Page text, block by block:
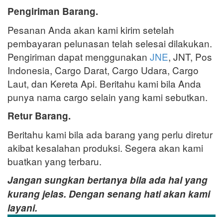
Pengiriman Barang.
Pesanan Anda akan kami kirim setelah
pembayaran pelunasan telah selesai dilakukan.
Pengiriman dapat menggunakan JNE, JNT, Pos
Indonesia, Cargo Darat, Cargo Udara, Cargo
Laut, dan Kereta Api. Beritahu kami bila Anda
punya nama cargo selain yang kami sebutkan.
Retur Barang.
Beritahu kami bila ada barang yang perlu diretur
akibat kesalahan produksi. Segera akan kami
buatkan yang terbaru.
Jangan sungkan bertanya bila ada hal yang
kurang jelas. Dengan senang hati akan kami
layani.